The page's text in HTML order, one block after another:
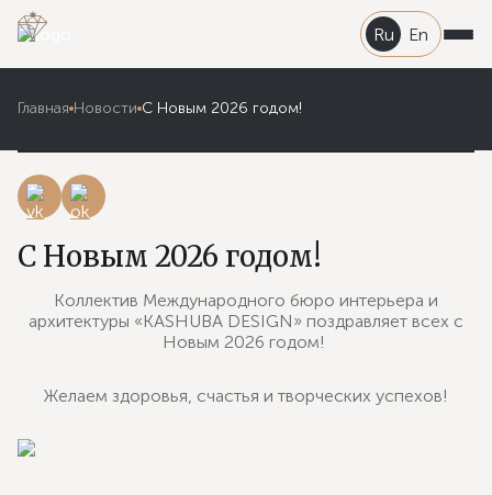
Ru En
Главная Новости C Новым 2026 годом!
C Новым 2026 годом!
Коллектив Международного бюро интерьера и
архитектуры «KASHUBA DESIGN» поздравляет всех с
Новым 2026 годом!
Желаем здоровья, счастья и творческих успехов!